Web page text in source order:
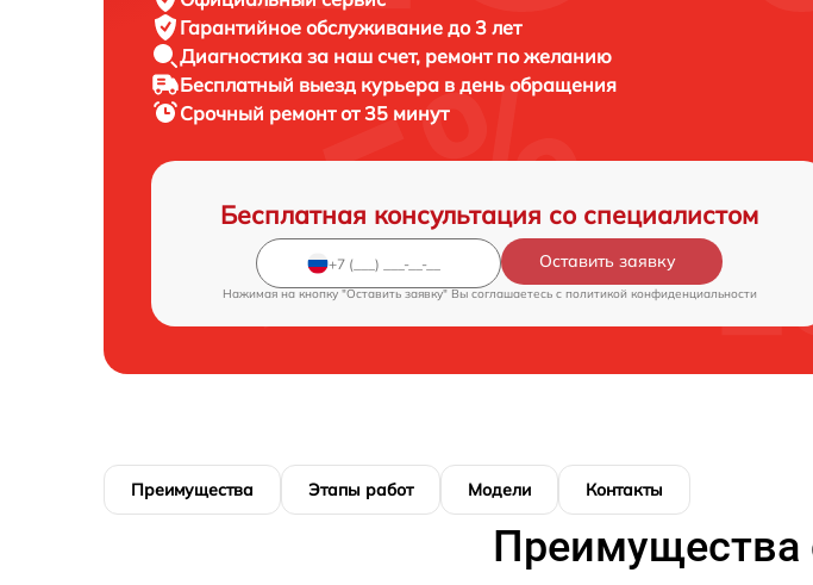
Гарантийное обслуживание до 3 лет
Диагностика за наш счет, ремонт по желанию
Бесплатный выезд курьера в день обращения
Срочный ремонтот 35 минут
Бесплатная консультация со специалистом
Оставить заявку
Нажимая на кнопку "Оставить заявку" Вы соглашаетесь c политикой конфиденциальности
Преимущества Этапы работ Модели Контакты
Преимущества